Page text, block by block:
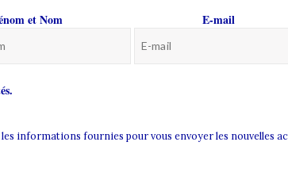
et Nom E-mail
informations fournies pour vous envoyer les nouvelles